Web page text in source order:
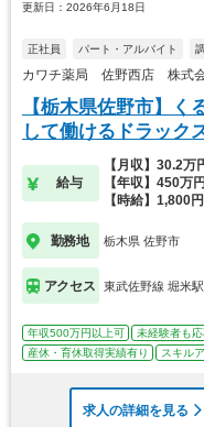
更新日：2026年6月18日
正社員 パート・アルバイト
カワチ薬局 佐野西店 株式会
【栃木県佐野市】
して働けるドラック
給与
【月収】30.2
【年収】450万
【時給】1,800
勤務地 栃木県 佐野市
アクセス 東武佐野線 堀米駅
年収500万円以上可 未経験者も
産休・育休取得実績有り
スキル
求人の詳細を見る